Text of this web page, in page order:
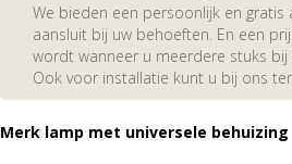
We bieden een persoonlijk en gratis
aansluit bij uw behoeften. En een
wordt wanneer u meerdere stuks
Ook voor installatie kunt u bij ons
Merk lamp met universele behuizing